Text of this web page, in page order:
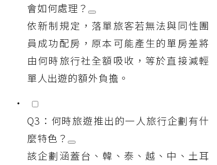
會如何處理？
依新制規定，落單旅客若無法與同性團
員成功配房，原本可能產生的單房差將
由何時旅行社全額吸收，等於直接減輕
單人出遊的額外負擔。
Q3：何時旅遊推出的一人旅行企劃有什
麼特色？
該企劃涵蓋台、韓、泰、越、中、土耳